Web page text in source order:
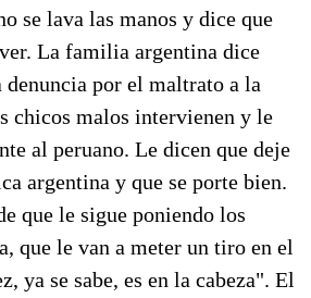
se lava las manos y dice que
La familia argentina dice
denuncia por el maltrato a la
chicos malos intervienen y le
al peruano. Le dicen que deje
argentina y que se porte bien.
que le sigue poniendo los
que le van a meter un tiro en el
ya se sabe, es en la cabeza". El